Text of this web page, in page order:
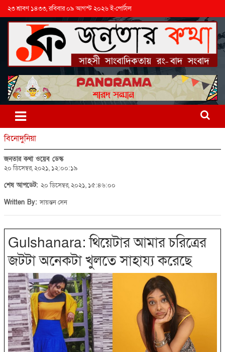
২৩ শ্রাবণ ১৪৩৩, রবিবার ০৯ আগস্ট ২০২৬ ই-পোর্টাল
বিনোদুনিয়া
জনতার কথা ওয়েব ডেস্ক
২০ ডিসেম্বর, ২০২১, ১২:০০:১৯
শেষ আপডেট: ২০ ডিসেম্বর, ২০২১, ১৫:৪৬:০০
Written By:সায়ন্তন সেন
Gulshanara: থিয়েটার আমার চরিত্রের
জটটা অনেকটা খুলতে সাহায্য করেছে